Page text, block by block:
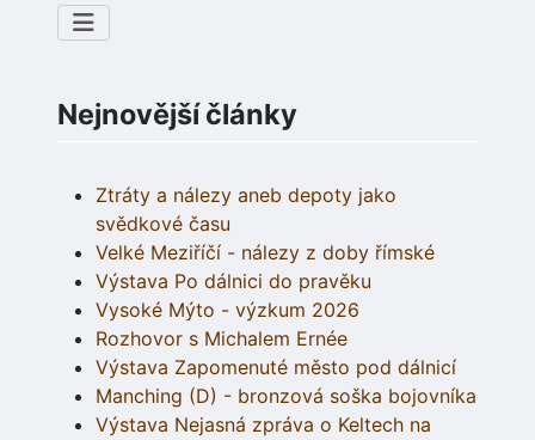
Nejnovější články
Ztráty a nálezy aneb depoty jako
svědkové času
Velké Meziříčí - nálezy z doby římské
Výstava Po dálnici do pravěku
Vysoké Mýto - výzkum 2026
Rozhovor s Michalem Ernée
Výstava Zapomenuté město pod dálnicí
Manching (D) - bronzová soška bojovníka
Výstava Nejasná zpráva o Keltech na